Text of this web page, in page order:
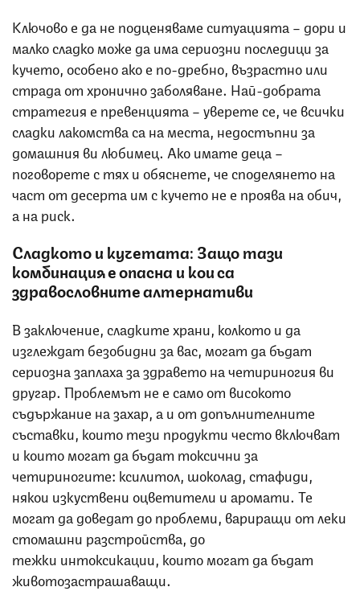
Ключово е да не подценяваме ситуацията – дори и
малко сладко може да има сериозни последици за
кучето, особено ако е по-дребно, възрастно или
страда от хронично заболяване. Най-добрата
стратегия е превенцията – уверете се, че всички
сладки лакомства са на места, недостъпни за
домашния ви любимец. Ако имате деца –
поговорете с тях и обяснете, че споделянето на
част от десерта им с кучето не е проява на обич,
а на риск.
Сладкото и кучетата: Защо тази
комбинация е опасна и кои са
здравословните алтернативи
В заключение, сладките храни, колкото и да
изглеждат безобидни за вас, могат да бъдат
сериозна заплаха за здравето на четириногия ви
другар. Проблемът не е само от високото
съдържание на захар, а и от допълнителните
съставки, които тези продукти често включват
и които могат да бъдат токсични за
четириногите: ксилитол, шоколад, стафиди,
някои изкуствени оцветители и аромати. Те
могат да доведат до проблеми, вариращи от леки
стомашни разстройства, до
тежки интоксикации, които могат да бъдат
животозастрашаващи.